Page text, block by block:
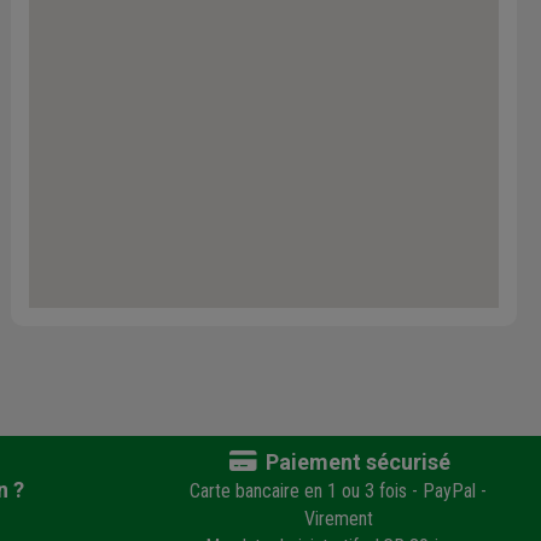
?
Paiement sécurisé
Carte bancaire en 1 ou 3 fois - PayPal -
Virement